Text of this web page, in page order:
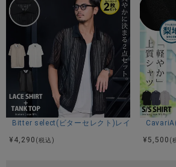
Bitter select(ビターセレクト)レイヤード透か
¥ 4,290 (税込)
¥ 5,500 (